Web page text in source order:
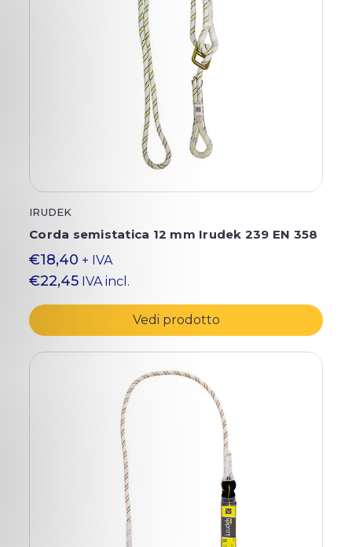
IRUDEK
Corda semistatica 12 mm Irudek 239 EN 358
€18,40 + IVA
€22,45 IVA incl.
Vedi prodotto